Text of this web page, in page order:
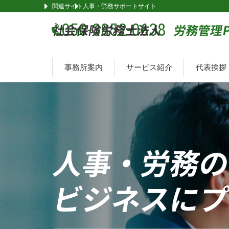
関連サイト 人事・労務サポートサイト
050-3852-0638
事務所案内 サービス紹介 代表挨拶